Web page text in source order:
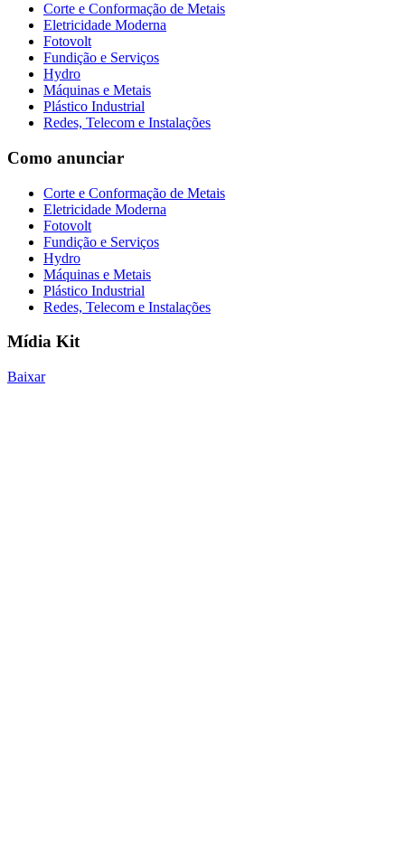
Corte e Conformação de Metais
Eletricidade Moderna
Fotovolt
Fundição e Serviços
Hydro
Máquinas e Metais
Plástico Industrial
Redes, Telecom e Instalações
Como anunciar
Corte e Conformação de Metais
Eletricidade Moderna
Fotovolt
Fundição e Serviços
Hydro
Máquinas e Metais
Plástico Industrial
Redes, Telecom e Instalações
Mídia Kit
Baixar